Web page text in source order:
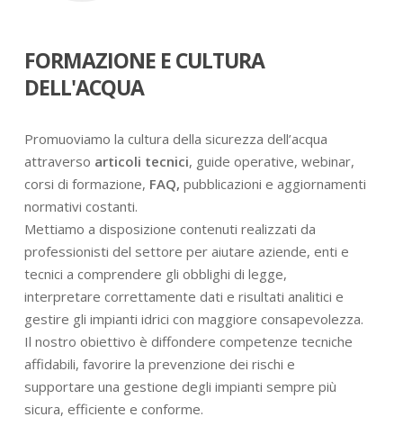
FORMAZIONE E CULTURA
DELL'ACQUA
Promuoviamo la cultura della sicurezza dell’acqua
attraverso articoli tecnici, guide operative, webinar,
corsi di formazione, FAQ, pubblicazioni e aggiornamenti
normativi costanti.
Mettiamo a disposizione contenuti realizzati da
professionisti del settore per aiutare aziende, enti e
tecnici a comprendere gli obblighi di legge,
interpretare correttamente dati e risultati analitici e
gestire gli impianti idrici con maggiore consapevolezza.
Il nostro obiettivo è diffondere competenze tecniche
affidabili, favorire la prevenzione dei rischi e
supportare una gestione degli impianti sempre più
sicura, efficiente e conforme.